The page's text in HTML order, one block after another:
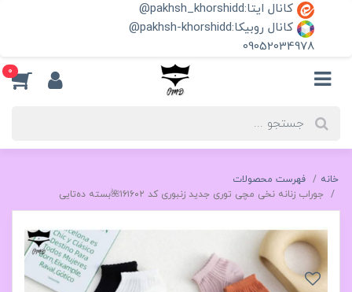
کانال ایتا:pakhsh_khorshidd@
کانال روبیکا:pakhsh-khorshidd@
09052034978
0
خانه
فهرست محصولات
جوراب زنانه نخی مچی توری جدید زنبوری کد ۱۶۱۶۰۲🌺بسته ده‌تایی